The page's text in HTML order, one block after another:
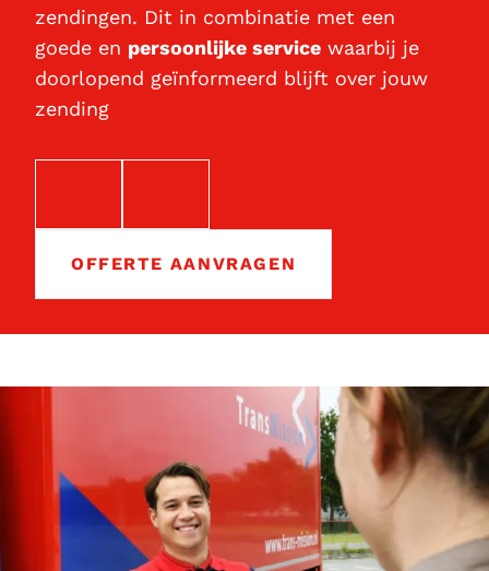
zendingen. Dit in combinatie met een
goede en persoonlijke service waarbij je
doorlopend geïnformeerd blijft over jouw
zending
OFFERTE AANVRAGEN